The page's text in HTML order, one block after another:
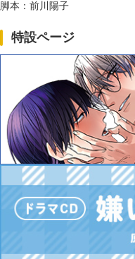
脚本：前川陽子
特設ページ